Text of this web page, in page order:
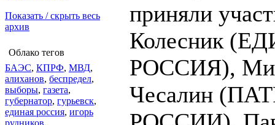
Показать / скрыть весь
архив
Облако тегов
БАЭС, КПРФ, МВД,
алиханов, беспредел,
выборы, газета,
губернатор, гурьевск,
единая россия, игорь
рудников,
приняли
Колесник
РОССИЯ),
Чесалин